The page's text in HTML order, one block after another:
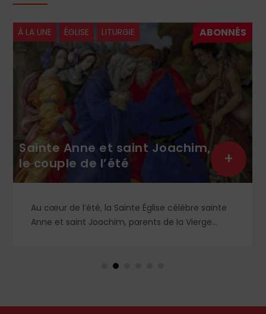
À LA UNE ÉGLISE LITURGIE
Sainte Anne et saint Joachim,
le couple de l’été
Au cœur de l’été, la Sainte Église célèbre sainte
Anne et saint Joachim, parents de la Vierge
en Orient qu’en Occident, célèbre par sa piété
+